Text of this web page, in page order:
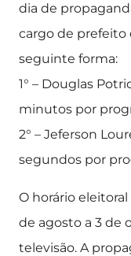
dia de
cargo de prefeito
seguinte forma:
1° – Douglas
minutos por
2° – Jeferson
segundos por
O horário
de agosto a 3 de
televisão. A